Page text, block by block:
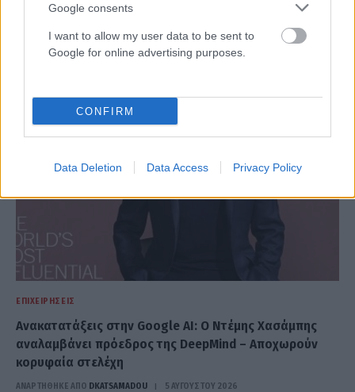
Google consents
I want to allow my user data to be sent to
Google for online advertising purposes.
CONFIRM
Data Deletion Data Access Privacy Policy
πολύ δύσκολη» παραδέχεται ο Πεζεσκιάν – Ερωτήματα
για την εξουσία πίσω από τις κλειστές πόρτες
ΑΝΑΡΤΗΘΗΚΕ ΑΠΟ DKATSAMADOU 5 ΑΥΓΟΎΣΤΟΥ 2026
ΕΠΙΧΕΙΡΉΣΕΙΣ
Ανακατατάξεις στην Google AI: Ο Ντέμης Χασάμπης
αναλαμβάνει πρόεδρος της DeepMind – Αποχωρούν
κορυφαία στελέχη
ΑΝΑΡΤΗΘΗΚΕ ΑΠΟ DKATSAMADOU 5 ΑΥΓΟΎΣΤΟΥ 2026